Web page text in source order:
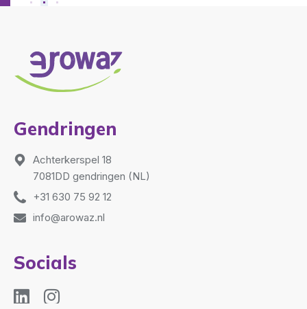
Gendringen
Achterkerspel 18
7081DD gendringen (NL)
+31 630 75 92 12
info@arowaz.nl
Socials